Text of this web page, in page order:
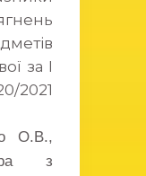
за І
О.В.,
з